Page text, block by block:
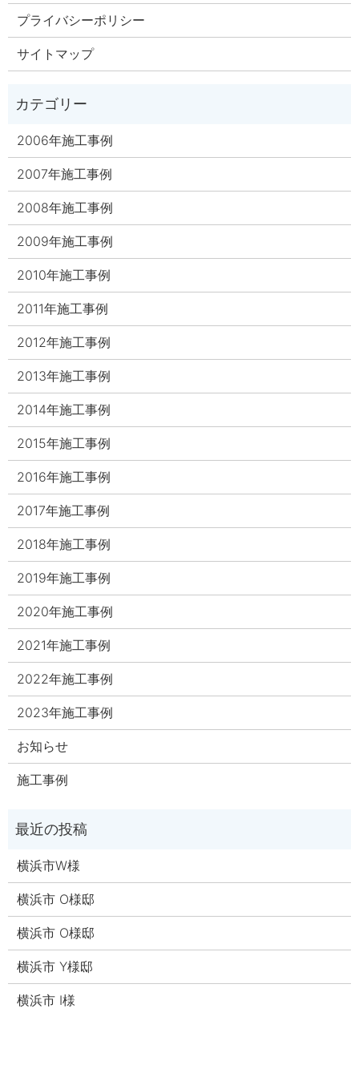
プライバシーポリシー
サイトマップ
2006年施工事例
2007年施工事例
2008年施工事例
2009年施工事例
2010年施工事例
2011年施工事例
2012年施工事例
2013年施工事例
2014年施工事例
2015年施工事例
2016年施工事例
2017年施工事例
2018年施工事例
2019年施工事例
2020年施工事例
2021年施工事例
2022年施工事例
2023年施工事例
お知らせ
施工事例
横浜市W様
横浜市 O様邸
横浜市 O様邸
横浜市 Y様邸
横浜市 I様